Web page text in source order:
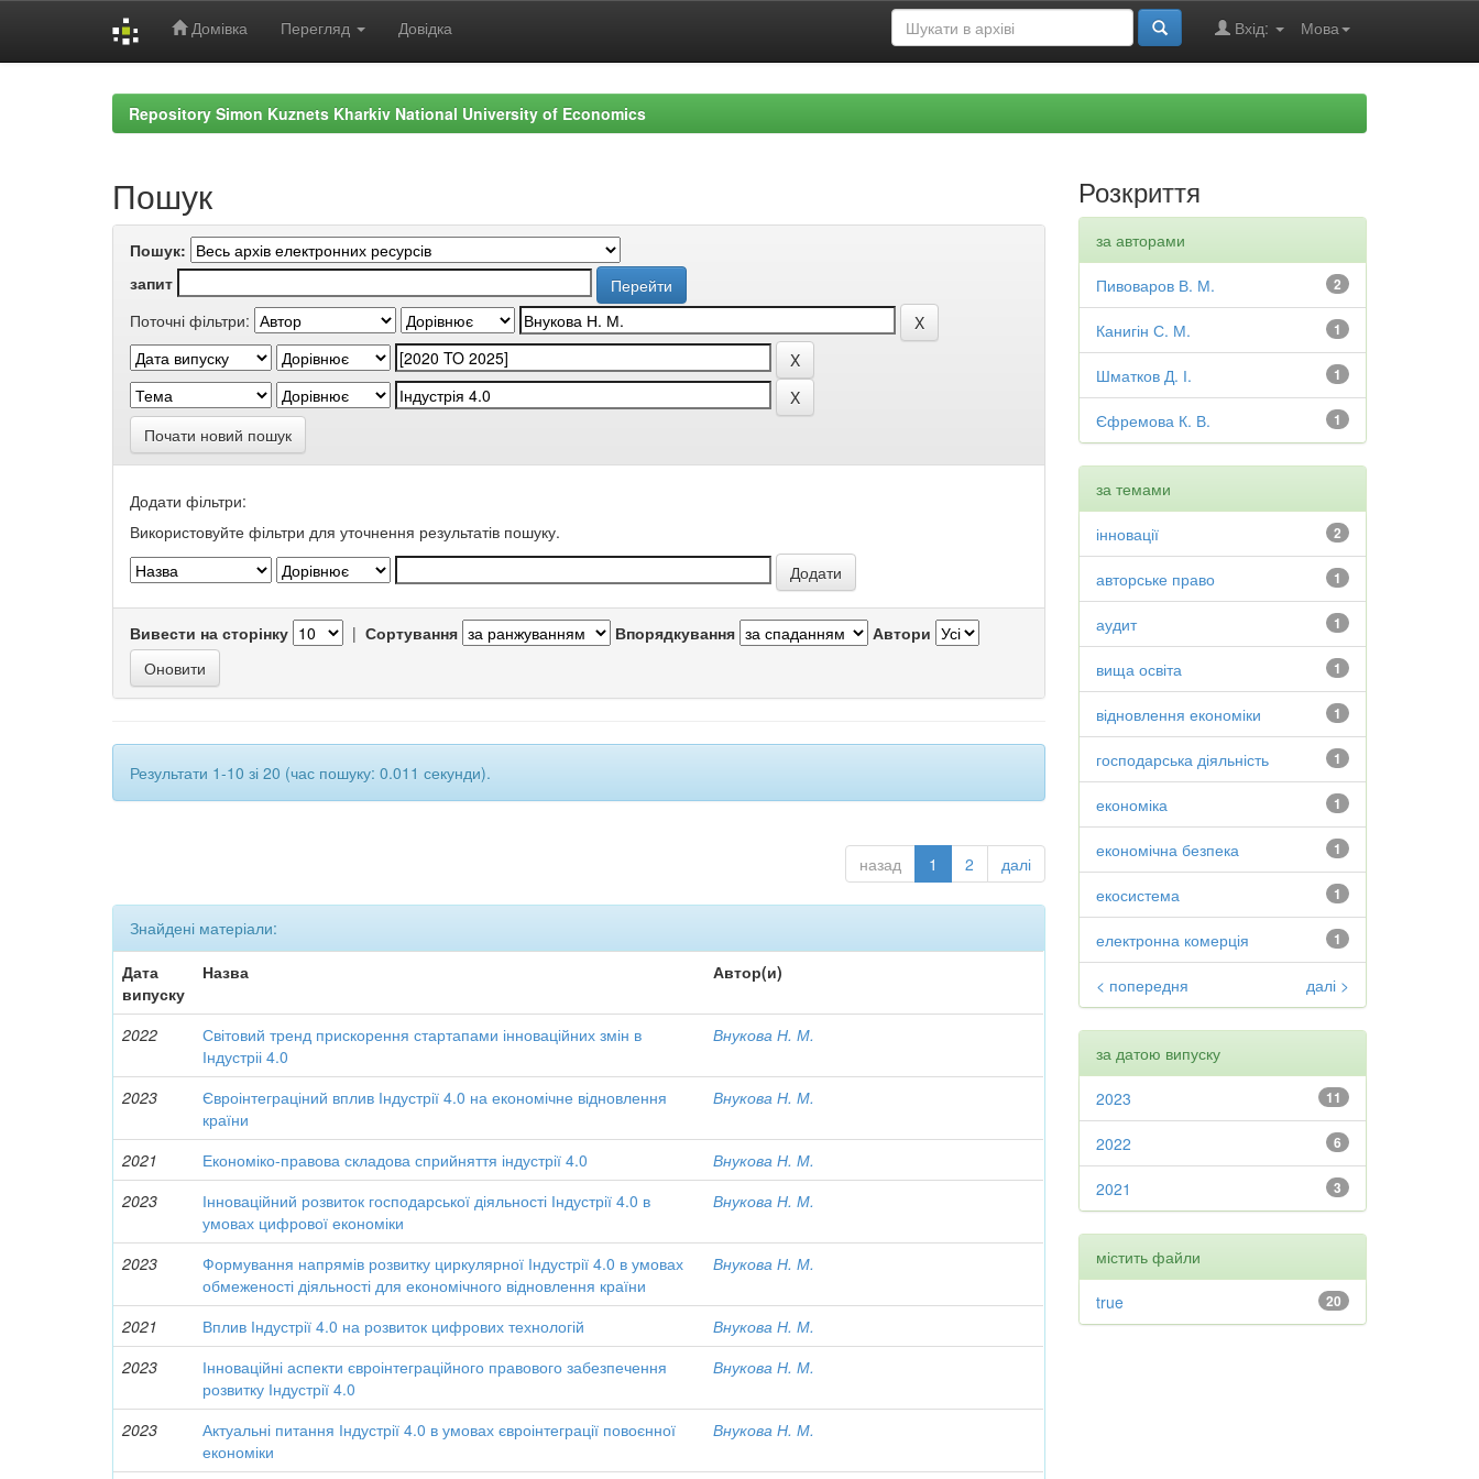
Домівка Перегляд Довідка Мова
Вхід:
Repository Simon Kuznets Kharkiv National University of Economics
Пошук
Пошук:
запит
Поточні фільтри:
Почати новий пошук
Додати фільтри:
Використовуйте фільтри для уточнення результатів пошуку.
Вивести на сторінку | Сортування Впорядкування Автори
Результати 1-10 зі 20 (час пошуку: 0.011 секунди).
назад 1 2 далі
Знайдені матеріали:
Дата
випуску
Назва Автор(и)
2022
Світовий тренд прискорення стартапами інноваційних змін в
Індустріі 4.0
Внукова Н. М.
2023
Євроінтеграціний вплив Індустрії 4.0 на економічне відновлення
країни
Внукова Н. М.
2021 Економіко-правова складова сприйняття індустрії 4.0
Внукова Н. М.
2023
Інноваційний розвиток господарської діяльності Індустрії 4.0 в
умовах цифрової економіки
Внукова Н. М.
2023
Формування напрямів розвитку циркулярної Індустрії 4.0 в умовах
обмеженості діяльності для економічного відновлення країни
Внукова Н. М.
2021 Вплив Індустрії 4.0 на розвиток цифрових технологій
Внукова Н. М.
2023
Інноваційні аспекти євроінтеграційного правового забезпечення
розвитку Індустрії 4.0
Внукова Н. М.
2023
Актуальні питання Індустрії 4.0 в умовах євроінтеграції повоєнної
економіки
Внукова Н. М.
Розкриття
за авторами
2
Пивоваров В. М.
1
Канигін С. М.
1
Шматков Д. І.
1
Єфремова К. В.
за темами
2
інновації
1
авторське право
1
аудит
1
вища освіта
1
відновлення економіки
1
господарська діяльність
1
економіка
1
економічна безпека
1
екосистема
1
електронна комерція
< попередня далі >
за датою випуску
11
2023
6
2022
3
2021
містить файли
20
true